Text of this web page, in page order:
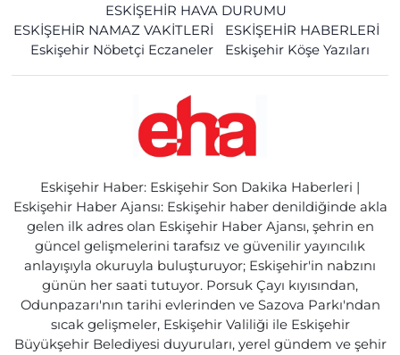
ESKİŞEHİR HAVA DURUMU
ESKİŞEHİR NAMAZ VAKİTLERİ
ESKİŞEHİR HABERLERİ
Eskişehir Nöbetçi Eczaneler
Eskişehir Köşe Yazıları
Eskişehir Haber: Eskişehir Son Dakika Haberleri |
Eskişehir Haber Ajansı: Eskişehir haber denildiğinde akla
gelen ilk adres olan Eskişehir Haber Ajansı, şehrin en
güncel gelişmelerini tarafsız ve güvenilir yayıncılık
anlayışıyla okuruyla buluşturuyor; Eskişehir'in nabzını
günün her saati tutuyor. Porsuk Çayı kıyısından,
Odunpazarı'nın tarihi evlerinden ve Sazova Parkı'ndan
sıcak gelişmeler, Eskişehir Valiliği ile Eskişehir
Büyükşehir Belediyesi duyuruları, yerel gündem ve şehir